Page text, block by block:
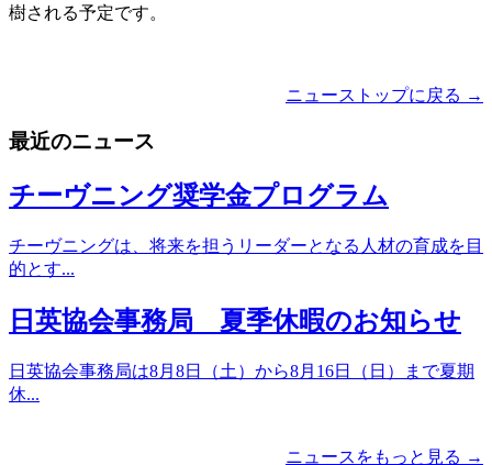
樹される予定です。
ニューストップに戻る →
最近のニュース
チーヴニング奨学金プログラム
チーヴニングは、将来を担うリーダーとなる人材の育成を目
的とす...
日英協会事務局 夏季休暇のお知らせ
日英協会事務局は8月8日（土）から8月16日（日）まで夏期
休...
ニュースをもっと見る →